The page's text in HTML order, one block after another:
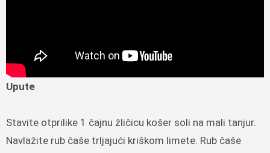
Upute
Stavite otprilike 1 čajnu žličicu košer soli na mali tanjur.
Navlažite rub čaše trljajući kriškom limete. Rub čaše